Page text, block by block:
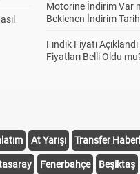
Motorine İndirim Var
Beklenen İndirim
Fındık Fiyatı
Fiyatları Belli Oldu
At Yarışı Transfer
Fenerbahçe Beşiktaş